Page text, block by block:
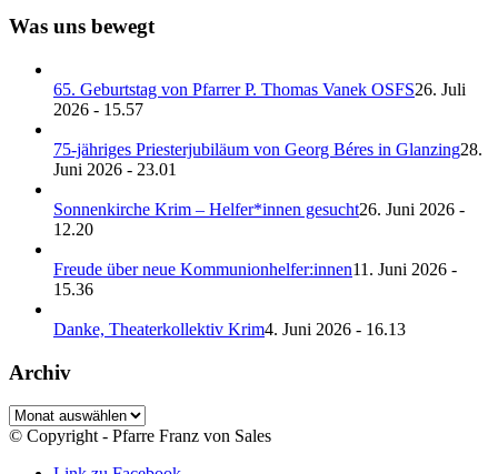
Was uns bewegt
65. Geburtstag von Pfarrer P. Thomas Vanek OSFS26. Juli
2026 - 15.57
75-jähriges Priesterjubiläum von Georg Béres in Glanzing28.
Juni 2026 - 23.01
Sonnenkirche Krim – Helfer*innen gesucht26. Juni 2026 -
12.20
Freude über neue Kommunionhelfer:innen11. Juni 2026 -
15.36
Danke, Theaterkollektiv Krim4. Juni 2026 - 16.13
Archiv
Archiv
© Copyright - Pfarre Franz von Sales